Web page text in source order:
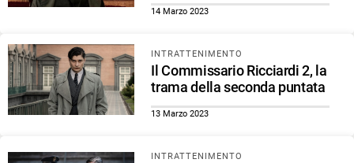
14 Marzo 2023
INTRATTENIMENTO
Il Commissario Ricciardi 2, la
trama della seconda puntata
13 Marzo 2023
INTRATTENIMENTO